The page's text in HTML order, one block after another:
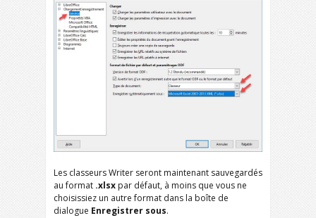
Les classeurs Writer seront maintenant sauvegardés
au format .xlsx par défaut, à moins que vous ne
choisissiez un autre format dans la boîte de
dialogue Enregistrer sous.